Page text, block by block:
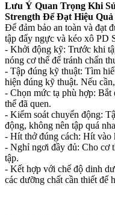
Lưu Ý Quan Trọng Khi
Strength Để Đạt Hiệu Quả
Để đảm bảo an toàn và đạt
tập đẩy ngực và kéo xô PD
- Khởi động kỹ: Trước khi
nóng cơ thể để tránh chấn
- Tập đúng kỹ thuật: Tìm
hiện đúng kỹ thuật. Nếu
- Chọn mức tạ phù hợp: Bắt
thể đã quen.
- Kiểm soát chuyển động:
động, không nên tập quá
- Hít thở đúng cách: Hít vào
- Nghỉ ngơi đầy đủ: Cho cơ
tập.
- Kết hợp với chế độ dinh
các dưỡng chất cần thiết để